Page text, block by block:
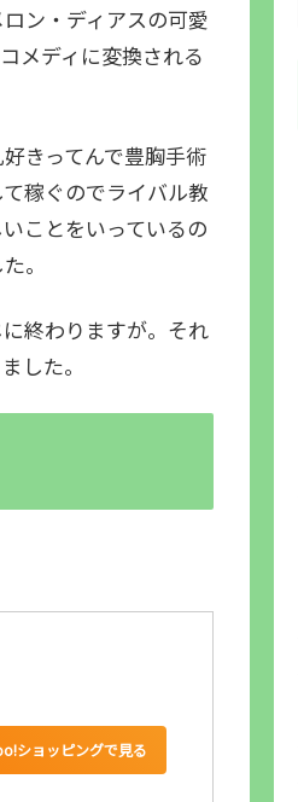
ン・ディアスの可愛
メディに変換される
きってんで豊胸手術
稼ぐのでライバル教
ことをいっているの
。
終わりますが。それ
した。
ショッピングで見る